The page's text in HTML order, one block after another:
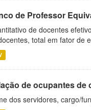
de Professor
de docentes
total em fator de
de ocupantes de
dos servidores, cargo/